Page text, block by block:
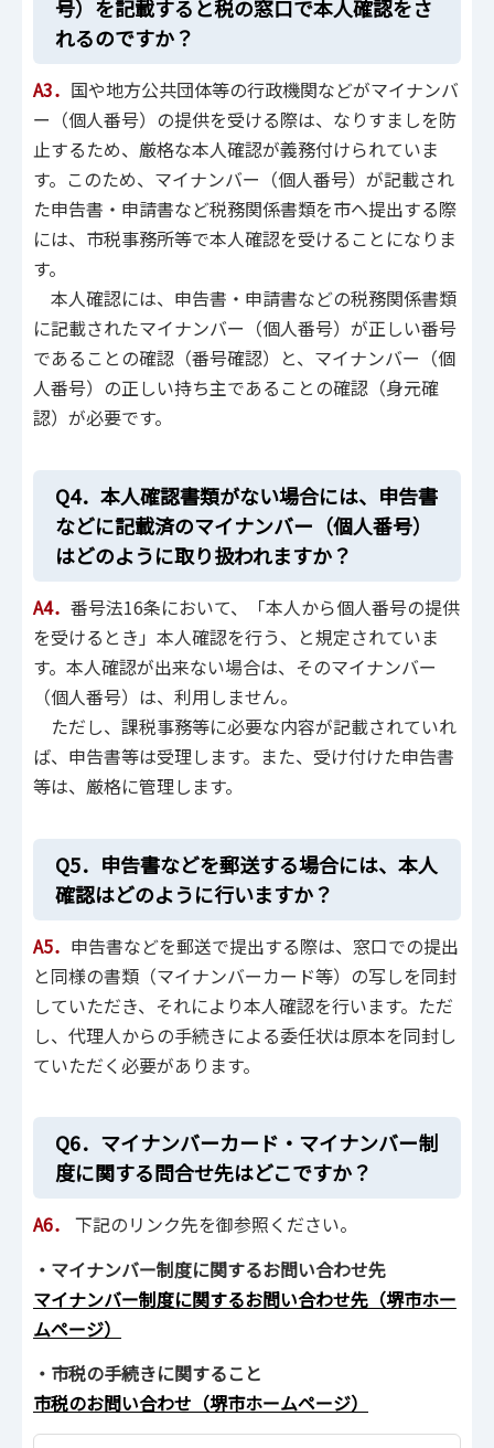
号）を記載すると税の窓口で本人確認をさ
れるのですか？
A3． 国や地方公共団体等の行政機関などがマイナンバ
ー（個人番号）の提供を受ける際は、なりすましを防
止するため、厳格な本人確認が義務付けられていま
す。このため、マイナンバー（個人番号）が記載され
た申告書・申請書など税務関係書類を市へ提出する際
には、市税事務所等で本人確認を受けることになりま
す。
本人確認には、申告書・申請書などの税務関係書類
に記載されたマイナンバー（個人番号）が正しい番号
であることの確認（番号確認）と、マイナンバー（個
人番号）の正しい持ち主であることの確認（身元確
認）が必要です。
Q4．本人確認書類がない場合には、申告書
などに記載済のマイナンバー（個人番号）
はどのように取り扱われますか？
A4． 番号法16条において、「本人から個人番号の提供
を受けるとき」本人確認を行う、と規定されていま
す。本人確認が出来ない場合は、そのマイナンバー
（個人番号）は、利用しません。
ただし、課税事務等に必要な内容が記載されていれ
ば、申告書等は受理します。また、受け付けた申告書
等は、厳格に管理します。
Q5．申告書などを郵送する場合には、本人
確認はどのように行いますか？
A5． 申告書などを郵送で提出する際は、窓口での提出
と同様の書類（マイナンバーカード等）の写しを同封
していただき、それにより本人確認を行います。ただ
し、代理人からの手続きによる委任状は原本を同封し
ていただく必要があります。
Q6．マイナンバーカード・マイナンバー制
度に関する問合せ先はどこですか？
A6． 下記のリンク先を御参照ください。
・マイナンバー制度に関するお問い合わせ先
マイナンバー制度に関するお問い合わせ先（堺市ホー
ムページ）
・市税の手続きに関すること
市税のお問い合わせ（堺市ホームページ）